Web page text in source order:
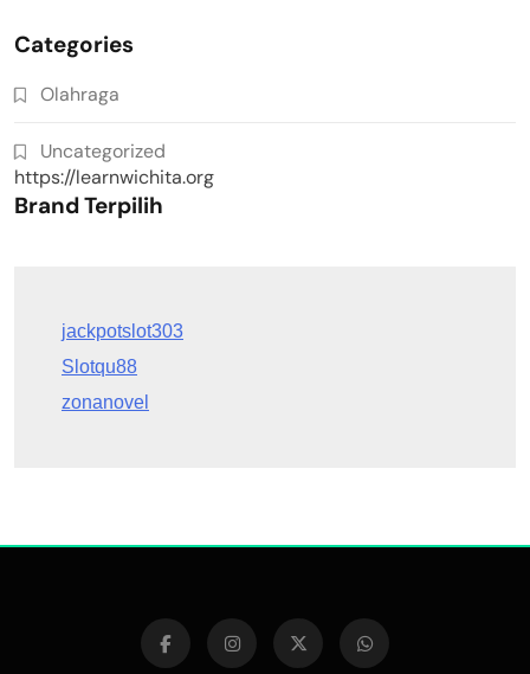
Categories
Olahraga
Uncategorized
https://learnwichita.org
Brand Terpilih
Slotqu88
zonanovel